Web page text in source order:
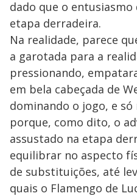
dado que o
etapa derradeira.
Na realidade, parece
a garotada para a
pressionando,
em bela cabeçada de
dominando o jogo, e
porque, como dito, o
assustado na etapa
equilibrar no aspecto
de substituições, até
quais o Flamengo de